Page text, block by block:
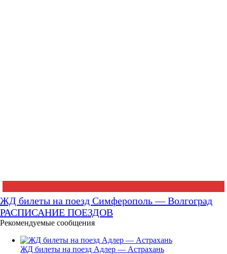
ЖД билеты на поезд Симферополь — Волгоград
РАСПИСАНИЕ ПОЕЗДОВ
Рекомендуемые сообщения
ЖД билеты на поезд Адлер — Астрахань